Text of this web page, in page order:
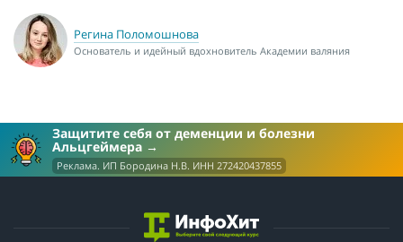
Регина Поломошнова
Основатель и идейный вдохновитель Академии валяния
Защитите себя от деменции и болезни
Альцгеймера
Реклама. ИП Бородина Н.В. ИНН 272420437855